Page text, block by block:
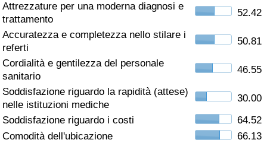
Attrezzature per una moderna diagnosi e
trattamento
52.42
Accuratezza e completezza nello stilare i
referti
50.81
Cordialità e gentilezza del personale
sanitario
46.55
Soddisfazione riguardo la rapidità (attese)
nelle istituzioni mediche
30.00
Soddisfazione riguardo i costi
64.52
Comodità dell'ubicazione
66.13
Assistenza Sanitaria
Indice dell’Assistenza Sanitaria (Corrente)
Indice dell’Assistenza Sanitaria
Indice dell’Assistenza Sanitaria per
Nazione